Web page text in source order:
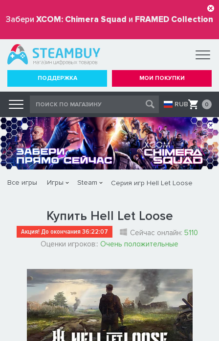
Забери XCOM: Chimera Squad и FRAMED Collection
бесплатно
ПОДДЕРЖКА МОИ ПОКУПКИ
RUB 0
Все игры Игры Steam Серия игр Hell Let Loose
Купить Hell Let Loose
Акция! До окончания36:22:06 Сейчас онлайн: 5110
Оценки игроков:: Очень положительные